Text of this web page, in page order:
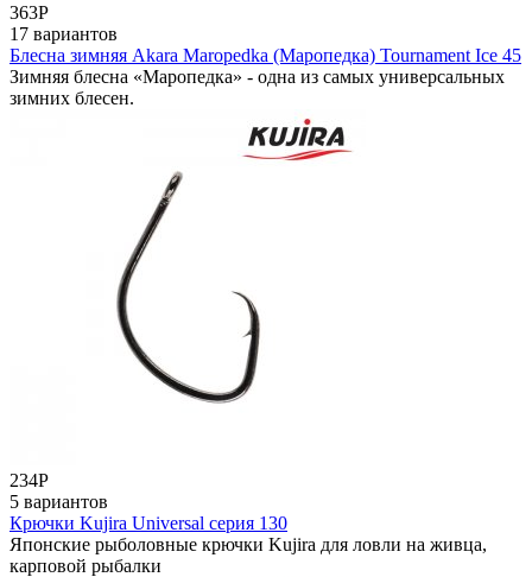
363Р
17 вариантов
Блесна зимняя Akara Maropedka (Маропедка) Tournament Ice 45
Зимняя блесна «Маропедка» - одна из самых универсальных
зимних блесен.
234Р
5 вариантов
Крючки Kujira Universal серия 130
Японские рыболовные крючки Kujira для ловли на живца,
карповой рыбалки